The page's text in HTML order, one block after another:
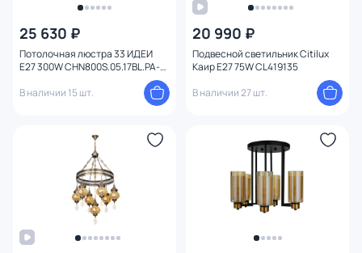
25 630 ₽
Потолочная люстра 33 ИДЕИ
Е27 300W CHN800S.05.17BL.PA-
В наличии 15 шт.
20 990 ₽
Подвесной светильник Citilux
Каир E27 75W CL419135
В наличии 27 шт.